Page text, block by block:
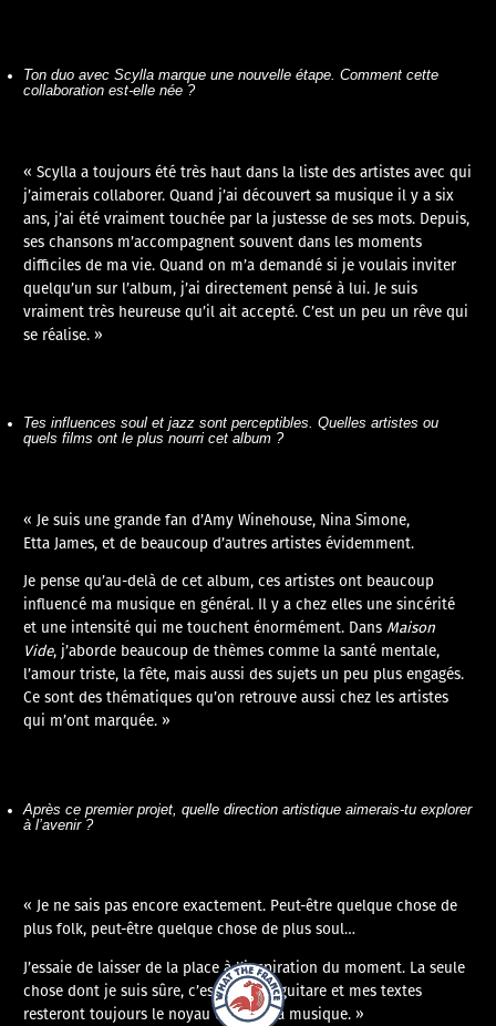
What The France – Back to homepage
Ton duo avec Scylla marque une nouvelle étape. Comment cette
collaboration est-elle née ?
« Scylla a toujours été très haut dans la liste des artistes avec qui
j’aimerais collaborer. Quand j’ai découvert sa musique il y a six
ans, j’ai été vraiment touchée par la justesse de ses mots. Depuis,
ses chansons m’accompagnent souvent dans les moments
difficiles de ma vie. Quand on m’a demandé si je voulais inviter
quelqu’un sur l’album, j’ai directement pensé à lui. Je suis
vraiment très heureuse qu’il ait accepté. C’est un peu un rêve qui
se réalise. »
Tes influences soul et jazz sont perceptibles. Quelles artistes ou
quels films ont le plus nourri cet album ?
« Je suis une grande fan d’Amy Winehouse, Nina Simone,
Etta James, et de beaucoup d’autres artistes évidemment.
Je pense qu’au-delà de cet album, ces artistes ont beaucoup
influencé ma musique en général. Il y a chez elles une sincérité
et une intensité qui me touchent énormément. Dans Maison
Vide, j’aborde beaucoup de thèmes comme la santé mentale,
l’amour triste, la fête, mais aussi des sujets un peu plus engagés.
Ce sont des thématiques qu’on retrouve aussi chez les artistes
qui m’ont marquée. »
Après ce premier projet, quelle direction artistique aimerais-tu explorer
à l’avenir ?
« Je ne sais pas encore exactement. Peut-être quelque chose de
plus folk, peut-être quelque chose de plus soul…
J’essaie de laisser de la place à l’inspiration du moment. La seule
chose dont je suis sûre, c’est que ma guitare et mes textes
resteront toujours le noyau dur de ma musique. »